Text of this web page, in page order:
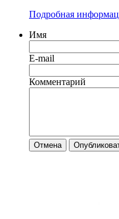
Подробная
Имя
E-mail
Комментарий
Отмена